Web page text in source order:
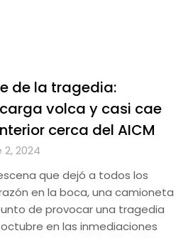
de la tragedia:
volca y casi cae
cerca del AICM
2024
que dejó a todos los
en la boca, una camioneta
de provocar una tragedia
en las inmediaciones